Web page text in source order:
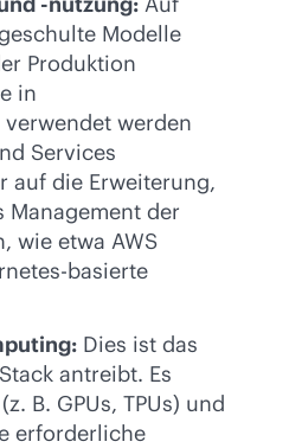
Modelle
Produktion
in
werden
Services
auf die Erweiterung,
Management der
wie etwa AWS
basierte
Dies ist das
antreibt. Es
B. GPUs, TPUs) und
erforderliche